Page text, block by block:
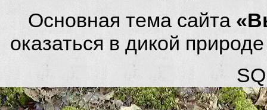
Основная тема сайта
оказаться в дикой